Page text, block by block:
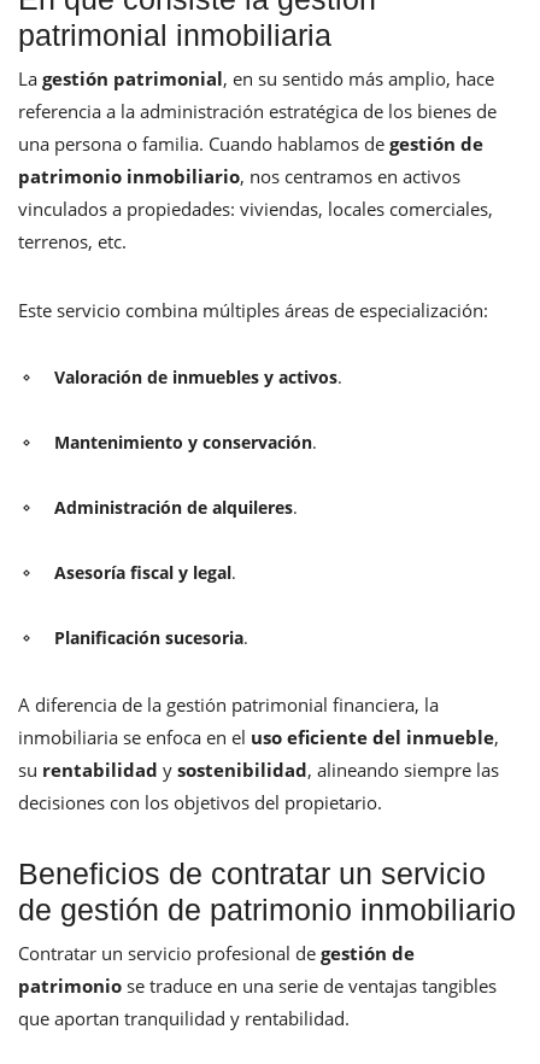
patrimonial inmobiliaria
La gestión patrimonial, en su sentido más amplio, hace
referencia a la administración estratégica de los bienes de
una persona o familia. Cuando hablamos de gestión de
patrimonio inmobiliario, nos centramos en activos
vinculados a propiedades: viviendas, locales comerciales,
terrenos, etc.
Este servicio combina múltiples áreas de especialización:
Valoración de inmuebles y activos.
Mantenimiento y conservación.
Administración de alquileres.
Asesoría fiscal y legal.
Planificación sucesoria.
A diferencia de la gestión patrimonial financiera, la
inmobiliaria se enfoca en el uso eficiente del inmueble,
su rentabilidad y sostenibilidad, alineando siempre las
decisiones con los objetivos del propietario.
Beneficios de contratar un servicio
de gestión de patrimonio inmobiliario
Contratar un servicio profesional de gestión de
patrimonio se traduce en una serie de ventajas tangibles
que aportan tranquilidad y rentabilidad.